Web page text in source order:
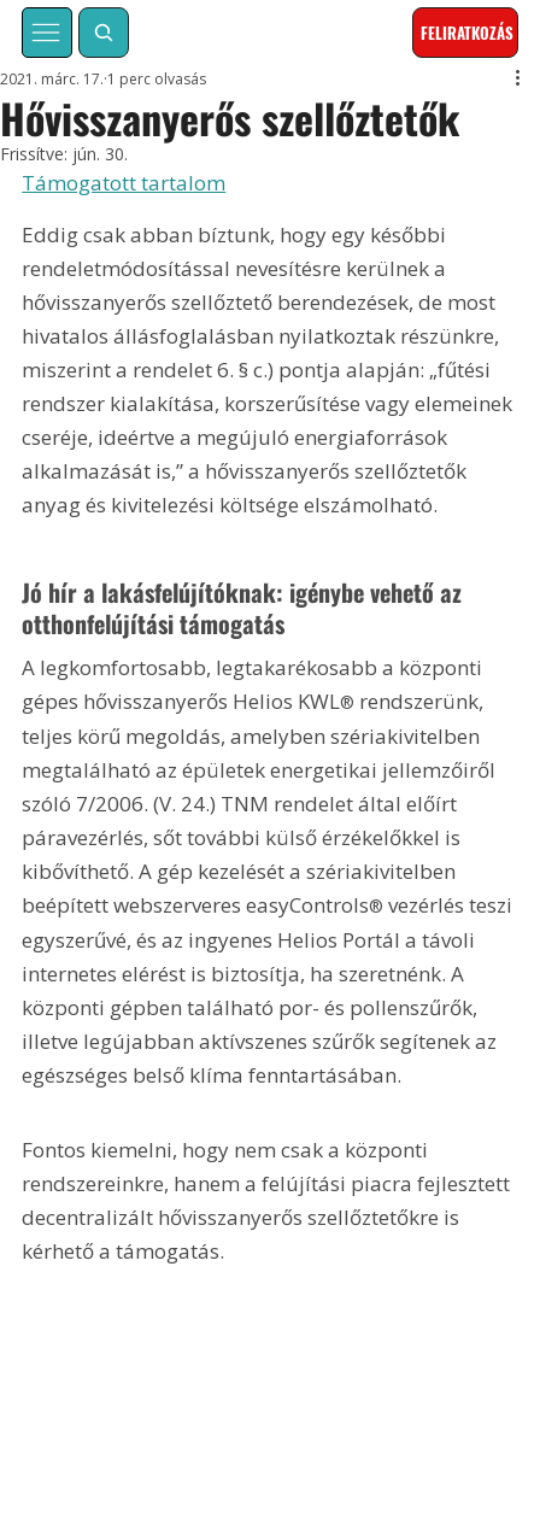
FELIRATKOZÁS
Hővisszanyerős szellőztetők
2021. márc. 17. 1 perc olvasás
Frissítve: jún. 30.
Támogatott tartalom
Eddig csak abban bíztunk, hogy egy későbbi
rendeletmódosítással nevesítésre kerülnek a
hővisszanyerős szellőztető berendezések, de most
hivatalos állásfoglalásban nyilatkoztak részünkre,
miszerint a rendelet 6. § c.) pontja alapján: „fűtési
rendszer kialakítása, korszerűsítése vagy elemeinek
cseréje, ideértve a megújuló energiaforrások
alkalmazását is,” a hővisszanyerős szellőztetők
anyag és kivitelezési költsége elszámolható.
Jó hír a lakásfelújítóknak: igénybe vehető az
otthonfelújítási támogatás
A legkomfortosabb, legtakarékosabb a központi
gépes hővisszanyerős Helios KWL® rendszerünk,
teljes körű megoldás, amelyben szériakivitelben
megtalálható az épületek energetikai jellemzőiről
szóló 7/2006. (V. 24.) TNM rendelet által előírt
páravezérlés, sőt további külső érzékelőkkel is
kibővíthető. A gép kezelését a szériakivitelben
beépített webszerveres easyControls® vezérlés teszi
egyszerűvé, és az ingyenes Helios Portál a távoli
internetes elérést is biztosítja, ha szeretnénk. A
központi gépben található por- és pollenszűrők,
illetve legújabban aktívszenes szűrők segítenek az
egészséges belső klíma fenntartásában.
Fontos kiemelni, hogy nem csak a központi
rendszereinkre, hanem a felújítási piacra fejlesztett
decentralizált hővisszanyerős szellőztetőkre is
kérhető a támogatás.